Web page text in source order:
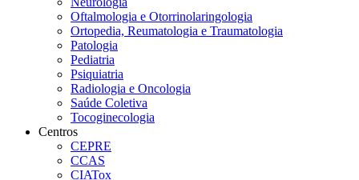
Oftalmologia e Otorrinolaringologia
Ortopedia, Reumatologia e Traumatologia
Patologia
Pediatria
Psiquiatria
Radiologia e Oncologia
Saúde Coletiva
Tocoginecologia
Centros
CEPRE
CCAS
CIATox